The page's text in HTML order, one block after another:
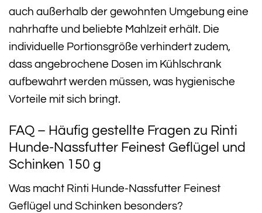
auch außerhalb der gewohnten Umgebung eine
nahrhafte und beliebte Mahlzeit erhält. Die
individuelle Portionsgröße verhindert zudem,
dass angebrochene Dosen im Kühlschrank
aufbewahrt werden müssen, was hygienische
Vorteile mit sich bringt.
FAQ – Häufig gestellte Fragen zu Rinti
Hunde-Nassfutter Feinest Geflügel und
Schinken 150 g
Was macht Rinti Hunde-Nassfutter Feinest
Geflügel und Schinken besonders?